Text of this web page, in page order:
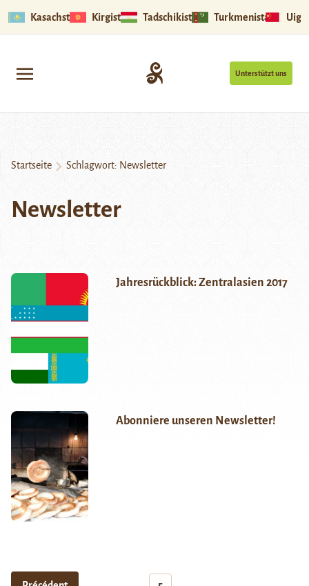
Kasachstan Kirgistan Tadschikistan Turkmenistan
Unterstützt uns
Startseite Schlagwort: Newsletter
Newsletter
Jahresrückblick: Zentralasien 2017
Abonniere unseren Newsletter!